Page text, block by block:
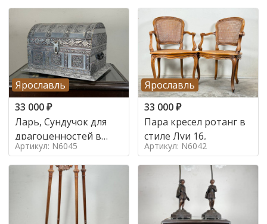
Ярославль
33 000₽
Ларь, Сундучок для
драгоценностей в
стиле
Артикул: N6045
Ярославль
33 000₽
Пара кресел ротанг в
стиле Луи 16,
Артикул: N6042